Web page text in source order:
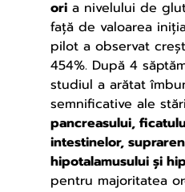
ori a nivelului de
față de valoarea
pilot a observat
454%. După 4
studiul a arătat
semnificative ale
pancreasului,
intestinelor,
hipotalamusului și
pentru majoritatea